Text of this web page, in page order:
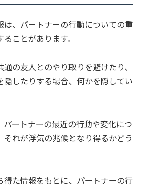
は、パートナーの行動についての重
ことがあります。
の友人とのやり取りを避けたり、
隠したりする場合、何かを隠してい
パートナーの最近の行動や変化につ
それが浮気の兆候となり得るかどう
得た情報をもとに、パートナーの行